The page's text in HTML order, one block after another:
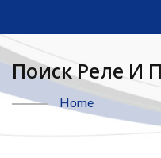
Поиск Реле И
RF MEMS
Toward
Home